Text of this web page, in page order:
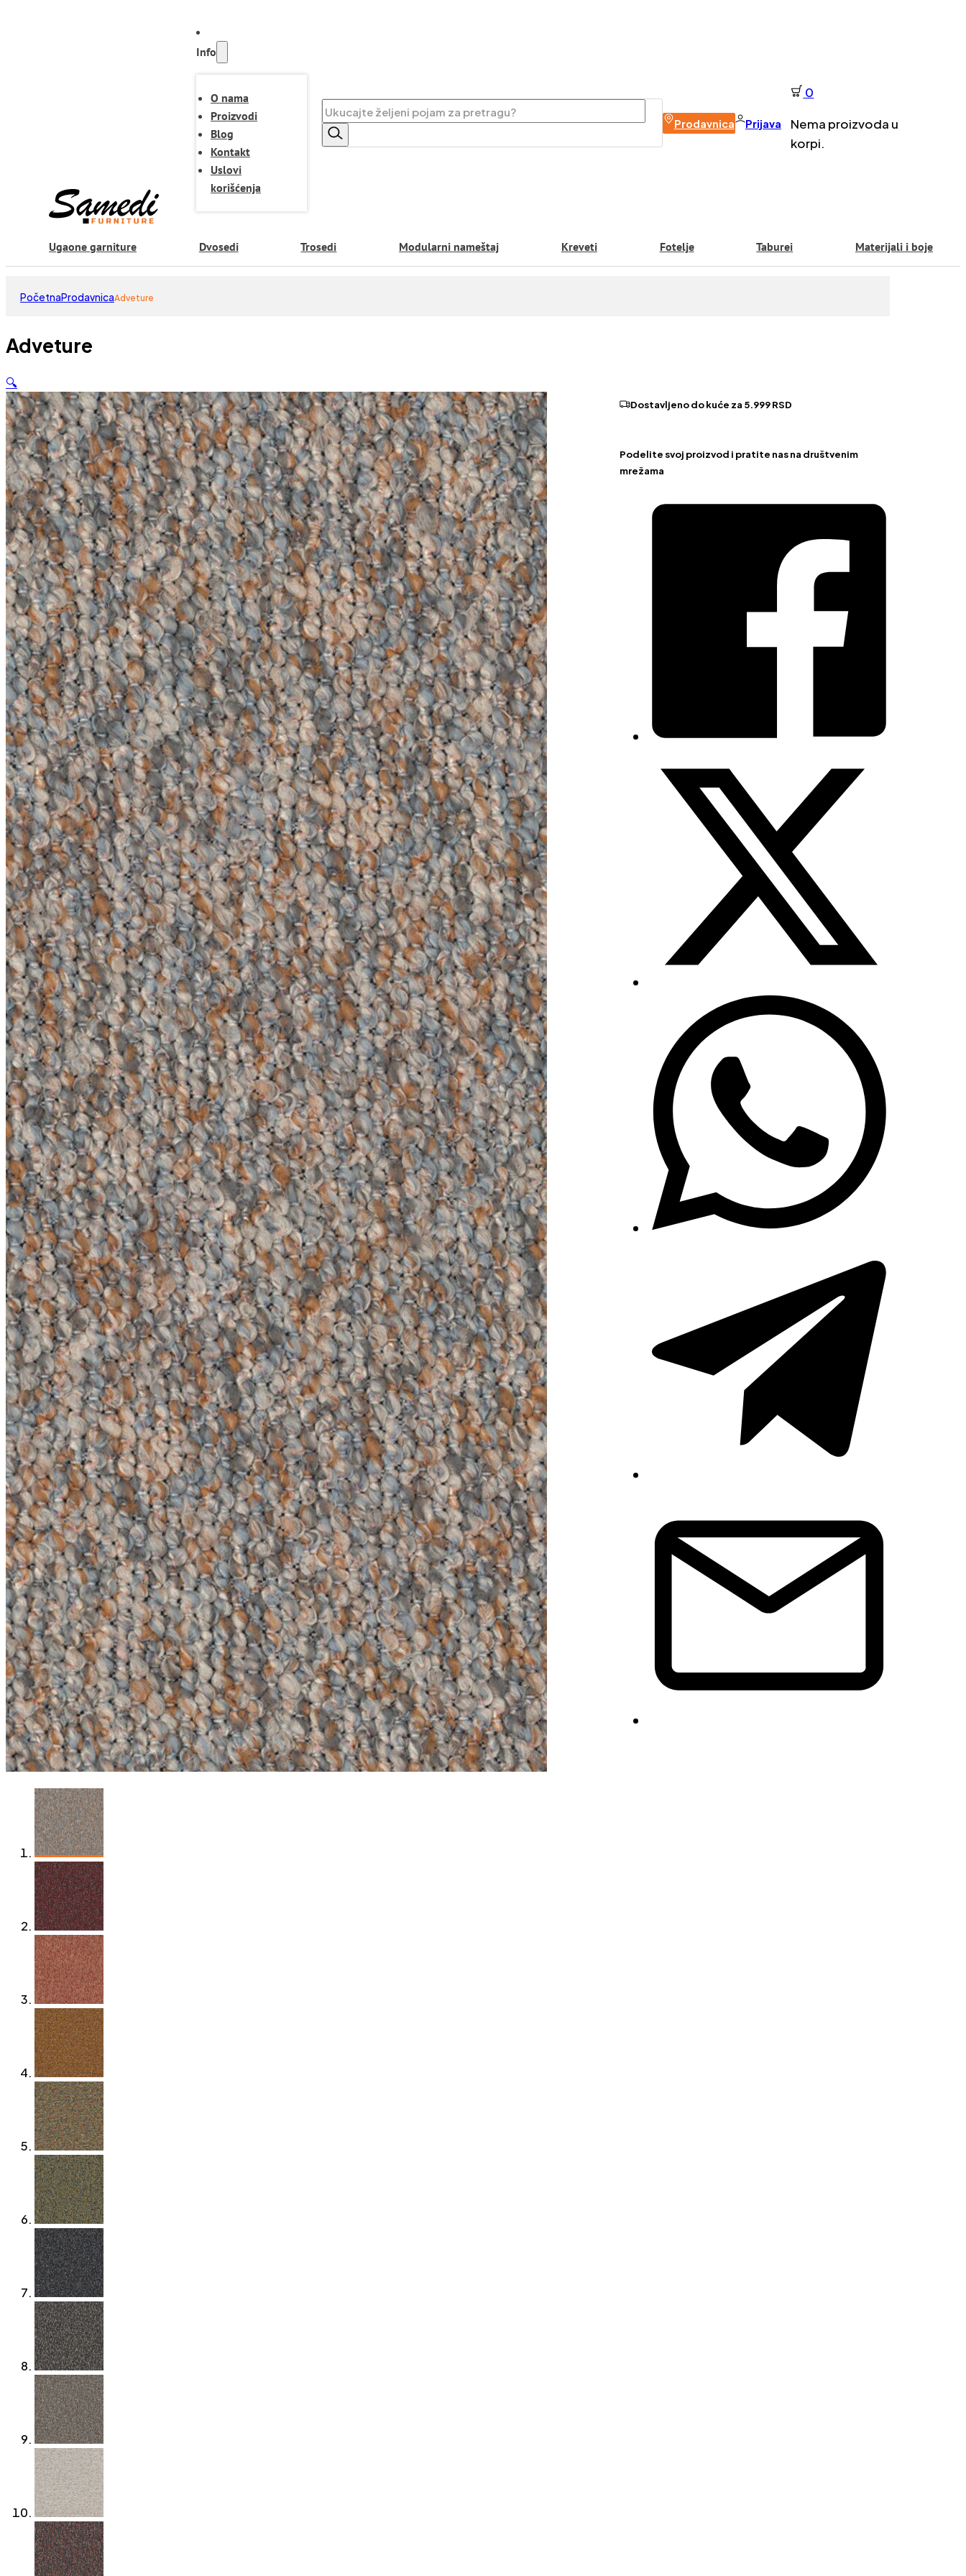
Info
O nama
Proizvodi
Blog
Kontakt
Uslovi
korišćenja
Pretraga
Prodavnica Prijava
0
Nema proizvoda u
korpi.
Ugaone garniture Dvosedi Trosedi Modularni nameštaj Kreveti Fotelje Taburei Materijali i boje
PočetnaProdavnicaAdveture
Adveture
🔍
Dostavljeno do kuće za 5.999 RSD
Podelite svoj proizvod i pratite nas na društvenim
mrežama